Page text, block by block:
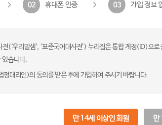
02 휴대폰 인증 03 가입 정보
(‘우리말샘’, ‘표준국어대사전’) 누리집은 통합 계정(ID)으
있습니다.
대리인)의 동의를 받은 후에 가입하여 주시기 바랍니다.
만 14세 이상인 회원 만